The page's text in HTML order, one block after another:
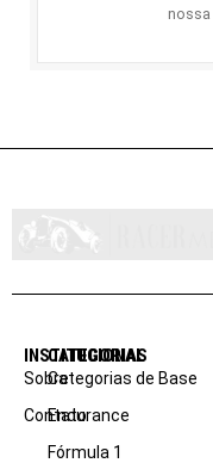
nossa
INSTITUCIONAL
Sobre
Contato
CATEGORIAS
Categorias de Base
Endurance
Fórmula 1